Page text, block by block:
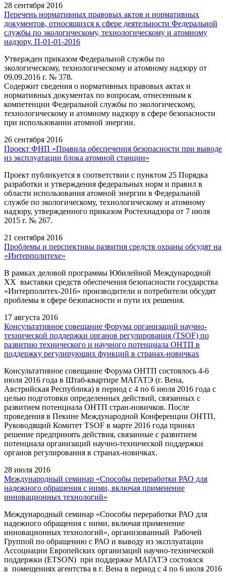
28 сентября 2016
Перечень нормативных правовых актов и нормативных
документов, относящихся к сфере деятельности Федеральной
службы по экологическому, технологическому и атомному
надзору. П-01-01-2016
Утвержден приказом Федеральной службы по
экологическому, технологическому и атомному надзору от
09.09.2016 г. № 378.
Содержит сведения о нормативных правовых актах и
нормативных документах по вопросам, отнесенным к
компетенции Федеральной службы по экологическому,
технологическому и атомному надзору в сфере безопасности
при использовании атомной энергии.
26 сентября 2016
Проект ФНП «Правила обеспечения безопасности при выводе
из эксплуатации блока атомной станции»
Проект публикуется в соответствии с пунктом 25 Порядка
разработки и утверждения федеральных норм и правил в
области использования атомной энергии в Федеральной
службе по экологическому, технологическому и атомному
надзору, утвержденного приказом Ростехнадзора от 7 июля
2015 г. № 267.
21 сентября 2016
Проблемы и перспективы развития средств охраны обсудят на
«Интерполитехе»
В рамках деловой программы Юбилейной Международной
XX выставки средств обеспечения безопасности государства
«Интерполитех-2016» производители и потребители обсудят
проблемы в сфере безопасности и пути их решения.
17 августа 2016
Консультативное совещание Форума организаций научно-
технической поддержки органов регулирования (TSOF) по
развитию технического и научного потенциала ОНТП в
поддержку регулирующих функций в странах-новичках
Консультативное совещание Форума ОНТП состоялось 4-6
июля 2016 года в Штаб-квартире МАГАТЭ (г. Вена,
Австрийская Республика) в период с 4 по 6 июля 2016 года с
целью подготовки определенных действий, связанных с
развитием потенциала ОНТП стран-новичков. После
проведения в Пекине Международной Конференции ОНТП,
Руководящий Комитет TSOF в марте 2016 года принял
решение предпринять действия, связанные с развитием
потенциала организаций научно-технической поддержки
органов регулирования в странах-новичках.
28 июля 2016
Международный семинар «Способы переработки РАО для
надежного обращения с ними, включая применение
инновационных технологий»
Международный семинар «Способы переработки РАО для
надежного обращения с ними, включая применение
инновационных технологий», организованный Рабочей
Группой по обращению с РАО и выводу из эксплуатации
Ассоциации Европейских организаций научно-технической
поддержки (ETSON) при поддержке МАГАТЭ состоялся
в помещениях агентства в г. Вена в период с 4 по 6 июля 2016